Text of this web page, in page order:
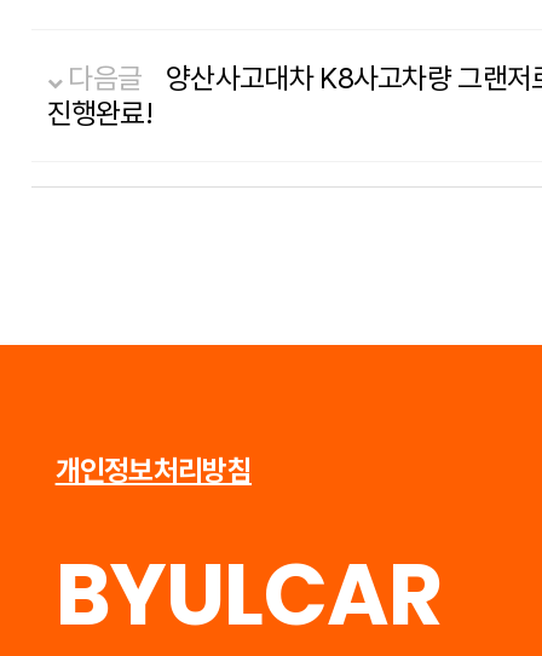
다음글
양산사고대차 K8사고차량 그랜저
진행완료!
개인정보처리방침
BYULCAR